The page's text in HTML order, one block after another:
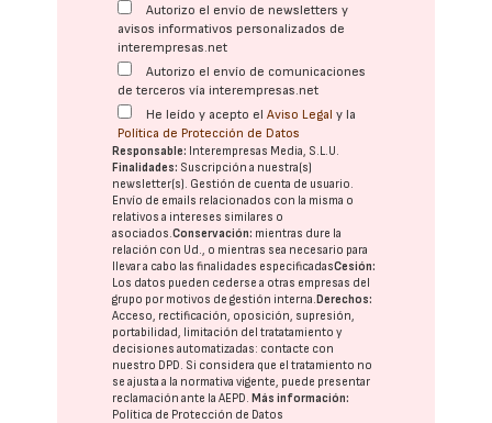
Autorizo el envío de newsletters y
avisos informativos personalizados de
interempresas.net
Autorizo el envío de comunicaciones
de terceros vía interempresas.net
He leído y acepto elAviso Legal y la
Política de Protección de Datos
Responsable: Interempresas Media, S.L.U.
Finalidades: Suscripción a nuestra(s)
newsletter(s). Gestión de cuenta de usuario.
Envío de emails relacionados con la misma o
relativos a intereses similares o
asociados.Conservación: mientras dure la
relación con Ud., o mientras sea necesario para
llevar a cabo las finalidades especificadasCesión:
Los datos pueden cederse a otras empresas del
grupo por motivos de gestión interna.Derechos:
Acceso, rectificación, oposición, supresión,
portabilidad, limitación del tratatamiento y
decisiones automatizadas: contacte con
nuestro DPD. Si considera que el tratamiento no
se ajusta a la normativa vigente, puede presentar
reclamación ante laAEPD.Más información:
Política de Protección de Datos